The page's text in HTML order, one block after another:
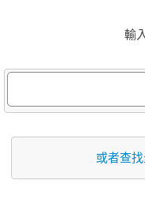
輸
或者查